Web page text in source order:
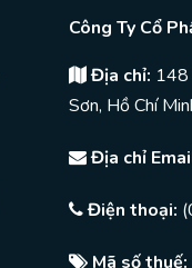
Công Ty Cổ
Địa chỉ: 148
Sơn, Hồ Chí
Địa chỉ
Điện thoại:
Mã số thuế: